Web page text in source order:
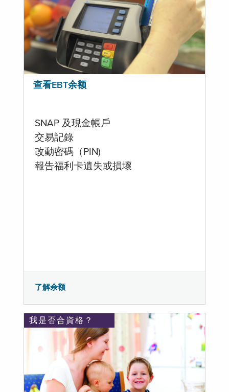
查看EBT余额
SNAP 及現金帳戶
交易記錄
改動密碼（PIN)
報告福利卡遺失或損壞
了解余额
我是否合資格？